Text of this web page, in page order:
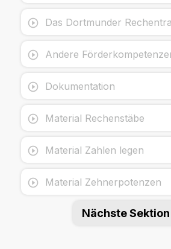
Das Dortmunder
Andere
Dokumentation
Material Rechenstäbe
Material Zahlen legen
Material Zehnerpotenzen
Nächste Sektion